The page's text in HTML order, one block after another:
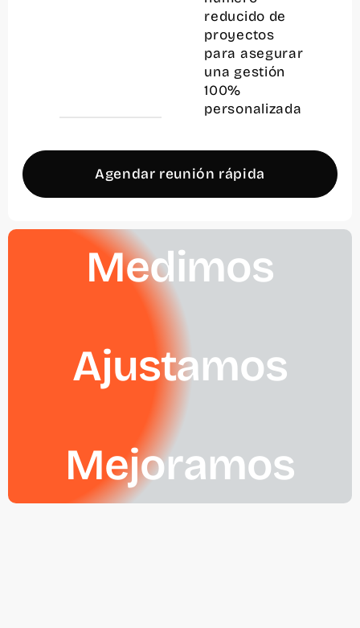
reducido de
proyectos
para asegurar
una gestión
100%
personalizada
Agendar reunión rápida
Medimos
Ajustamos
Mejoramos